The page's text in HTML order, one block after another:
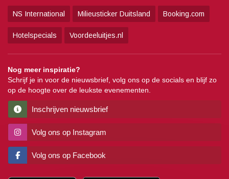
NS International Milieusticker Duitsland Booking.com
Hotelspecials Voordeeluitjes.nl
Nog meer inspiratie?
Schrijf je in voor de nieuwsbrief, volg ons op de socials en blijf zo
op de hoogte over de leukste evenementen.
Inschrijven nieuwsbrief
Volg ons op Instagram
Volg ons op Facebook